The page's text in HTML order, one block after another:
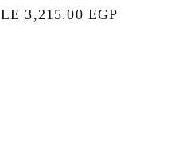
السعر
LE 3,215.00 EGP